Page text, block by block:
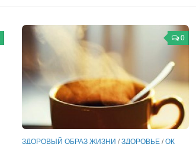
0
ЗДОРОВЫЙ ОБРАЗ ЖИЗНИ /ЗДОРОВЬЕ /ОК